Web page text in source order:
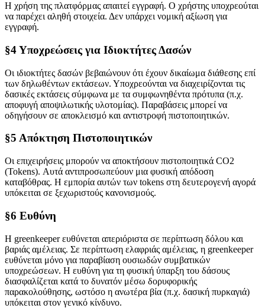
Η χρήση της πλατφόρμας απαιτεί εγγραφή. Ο χρήστης υποχρεούται
να παρέχει αληθή στοιχεία. Δεν υπάρχει νομική αξίωση για
εγγραφή.
§4 Υποχρεώσεις για Ιδιοκτήτες Δασών
Οι ιδιοκτήτες δασών βεβαιώνουν ότι έχουν δικαίωμα διάθεσης επί
των δηλωθέντων εκτάσεων. Υποχρεούνται να διαχειρίζονται τις
δασικές εκτάσεις σύμφωνα με τα συμφωνηθέντα πρότυπα (π.χ.
αποφυγή αποψιλωτικής υλοτομίας). Παραβάσεις μπορεί να
οδηγήσουν σε αποκλεισμό και αντιστροφή πιστοποιητικών.
§5 Απόκτηση Πιστοποιητικών
Οι επιχειρήσεις μπορούν να αποκτήσουν πιστοποιητικά CO2
(Tokens). Αυτά αντιπροσωπεύουν μια φυσική απόδοση
καταβόθρας. Η εμπορία αυτών των tokens στη δευτερογενή αγορά
υπόκειται σε ξεχωριστούς κανονισμούς.
§6 Ευθύνη
Η greenkeeper ευθύνεται απεριόριστα σε περίπτωση δόλου και
βαριάς αμέλειας. Σε περίπτωση ελαφριάς αμέλειας, η greenkeeper
ευθύνεται μόνο για παραβίαση ουσιωδών συμβατικών
υποχρεώσεων. Η ευθύνη για τη φυσική ύπαρξη του δάσους
διασφαλίζεται κατά το δυνατόν μέσω δορυφορικής
παρακολούθησης, ωστόσο η ανωτέρα βία (π.χ. δασική πυρκαγιά)
υπόκειται στον γενικό κίνδυνο.